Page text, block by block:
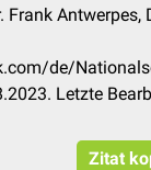
Antwerpes,
de/
Letzte
Zitat